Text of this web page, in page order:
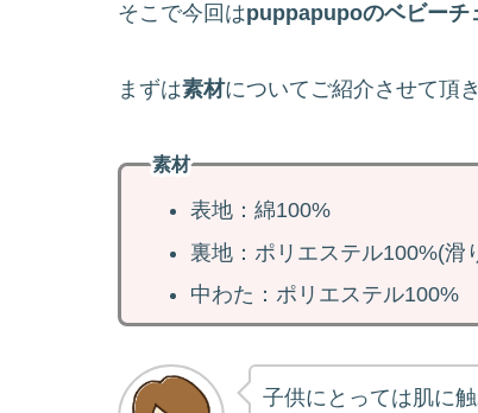
そこで今回はpuppapupoのベビーチ
まずは素材についてご紹介させて頂き
素材
表地：綿100%
裏地：ポリエステル100%(滑
中わた：ポリエステル100%
子供にとっては肌に